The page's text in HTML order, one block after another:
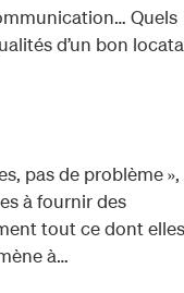
Quels
d’un bon
pas de problème »,
à fournir des
tout ce dont elles
à…